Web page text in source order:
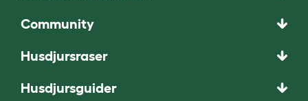
Community
Husdjursraser
Husdjursguider